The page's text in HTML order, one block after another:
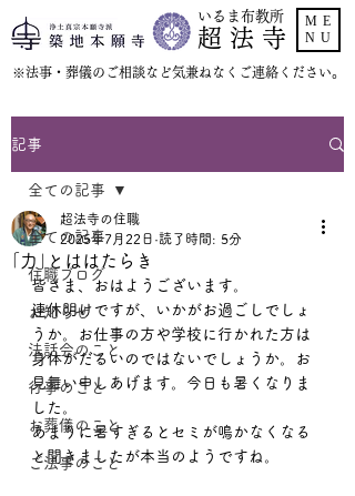
いるま布教所
超 法 寺
​※法事・葬儀のご相談など気兼ねなくご連絡ください。
ME
NU
記事
全ての記事
住職ブログ
お知らせ
法話会のこと
行事のこと
お葬儀のこと
ご法事のこと
全ての記事
｢力｣とははたらき
超法寺の住職
2025年7月22日 読了時間: 5分
皆さま、おはようございます。
連休明けですが、いかがお過ごしでしょ
うか。お仕事の方や学校に行かれた方は
身体がだるいのではないでしょうか。お
見舞い申しあげます。今日も暑くなりま
した。
あまりに暑すぎるとセミが鳴かなくなる
と聞きましたが本当のようですね。